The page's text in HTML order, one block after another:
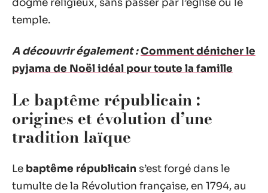
dogme religieux, sans passer par l’église ou le
temple.
A découvrir également :Comment dénicher le
pyjama de Noël idéal pour toute la famille
Le baptême républicain :
origines et évolution d’une
tradition laïque
Le baptême républicain s’est forgé dans le
tumulte de la Révolution française, en 1794, au